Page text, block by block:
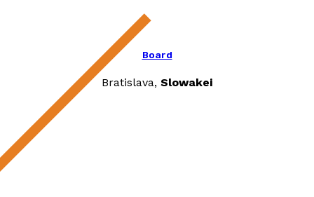
Board
Bratislava, Slowakei